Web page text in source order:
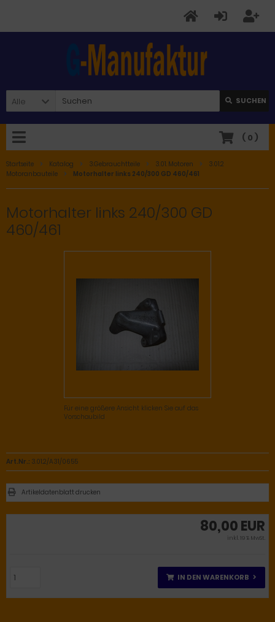
Alle SUCHEN
( 0 )
Startseite Katalog 3.Gebrauchtteile 3.01. Motoren
3.01.2
Motoranbauteile
Motorhalter links 240/300 GD 460/461
Motorhalter links 240/300 GD
460/461
Für eine größere Ansicht klicken Sie auf das
Vorschaubild
80,00 EUR
inkl. 19 % MwSt.
IN DEN WARENKORB
Art.Nr.: 3.01.2/A31/0655
Artikeldatenblatt drucken